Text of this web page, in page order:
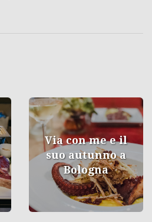
Via con me e il
suo autunno a
Bologna